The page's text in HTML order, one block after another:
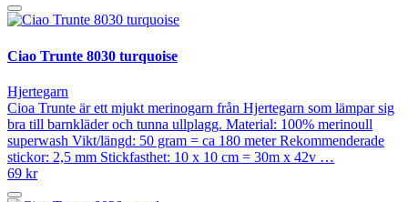
Ciao Trunte 8030 turquoise
Hjertegarn
Cioa Trunte är ett mjukt merinogarn från Hjertegarn som lämpar sig
bra till barnkläder och tunna ullplagg. Material: 100% merinoull
superwash Vikt/längd: 50 gram = ca 180 meter Rekommenderade
stickor: 2,5 mm Stickfasthet: 10 x 10 cm = 30m x 42v …
69 kr